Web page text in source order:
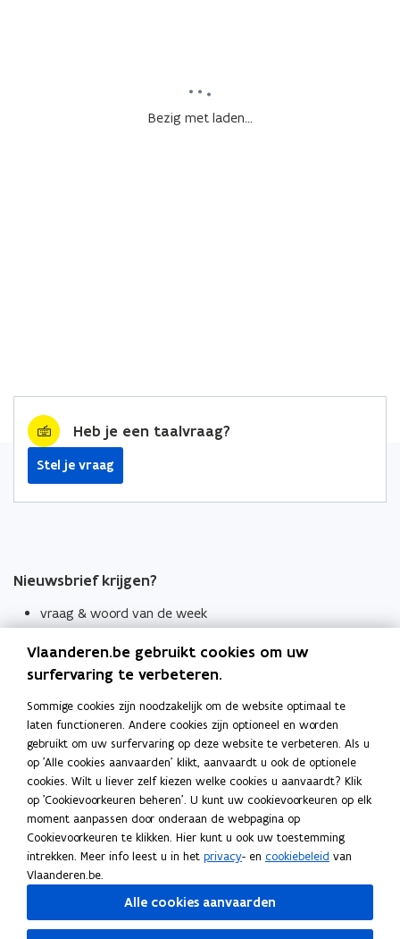
Bezig met laden...
Heb je een taalvraag?
Stel je vraag
Nieuwsbrief krijgen?
vraag & woord van de week
Schrijf je in
Thema's
Taaladviezen
Spellingregels
Tips voor duidelijke taal
Bekijk ook
Spellingtests
Boek- en webwijzer
Vlaanderen.be gebruikt cookies om uw
surfervaring te verbeteren.
Sommige cookies zijn noodzakelijk om de website optimaal te
laten functioneren. Andere cookies zijn optioneel en worden
gebruikt om uw surfervaring op deze website te verbeteren. Als u
op 'Alle cookies aanvaarden' klikt, aanvaardt u ook de optionele
cookies. Wilt u liever zelf kiezen welke cookies u aanvaardt? Klik
op 'Cookievoorkeuren beheren'. U kunt uw cookievoorkeuren op elk
moment aanpassen door onderaan de webpagina op
Cookievoorkeuren te klikken. Hier kunt u ook uw toestemming
intrekken. Meer info leest u in het privacy- en cookiebeleid van
Vlaanderen.be.
Alle cookies aanvaarden